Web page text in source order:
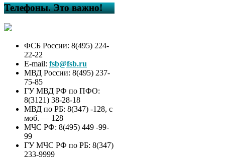
Телефоны. Это важно!
ФСБ России: 8(495) 224-
22-22
E-mail: fsb@fsb.ru
МВД России: 8(495) 237-
75-85
ГУ МВД РФ по ПФО:
8(3121) 38-28-18
МВД по РБ: 8(347) -128, с
моб. — 128
МЧС РФ: 8(495) 449 -99-
99
ГУ МЧС РФ по РБ: 8(347)
233-9999